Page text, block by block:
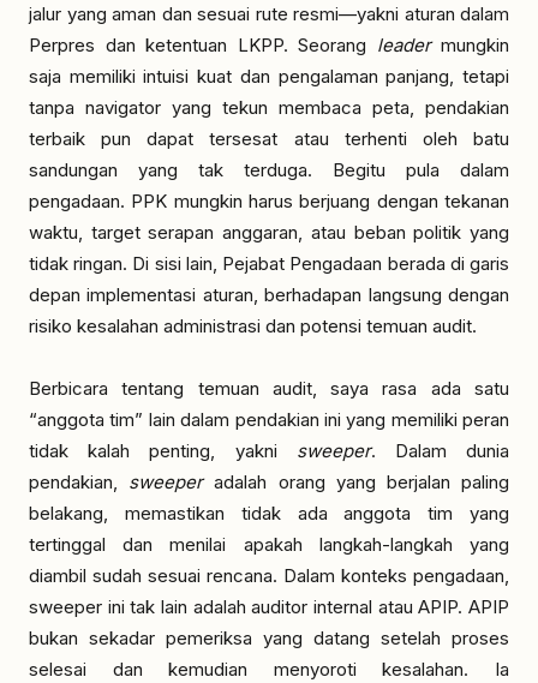
jalur yang aman dan sesuai rute resmi—yakni aturan dalam
Perpres dan ketentuan LKPP. Seorang leadermungkin
saja memiliki intuisi kuat dan pengalaman panjang, tetapi
tanpa navigator yang tekun membaca peta, pendakian
terbaik pun dapat tersesat atau terhenti oleh batu
sandungan yang tak terduga. Begitu pula dalam
pengadaan. PPK mungkin harus berjuang dengan tekanan
waktu, target serapan anggaran, atau beban politik yang
tidak ringan. Di sisi lain, Pejabat Pengadaan berada di garis
depan implementasi aturan, berhadapan langsung dengan
risiko kesalahan administrasi dan potensi temuan audit.
Berbicara tentang temuan audit, saya rasa ada satu
“anggota tim” lain dalam pendakian ini yang memiliki peran
tidak kalah penting, yakni sweeper. Dalam dunia
pendakian, sweeperadalah orang yang berjalan paling
belakang, memastikan tidak ada anggota tim yang
tertinggal dan menilai apakah langkah-langkah yang
diambil sudah sesuai rencana. Dalam konteks pengadaan,
sweeper ini tak lain adalah auditor internal atau APIP. APIP
bukan sekadar pemeriksa yang datang setelah proses
selesai dan kemudian menyoroti kesalahan. Ia